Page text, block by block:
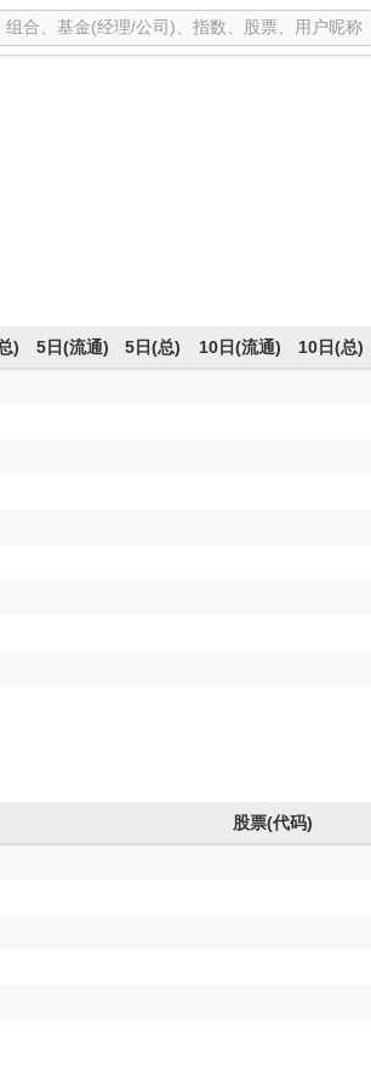
页 -九游会电竞
) 5日(流通) 5日(总) 10日(流通) 10日(总)
股票(代码)